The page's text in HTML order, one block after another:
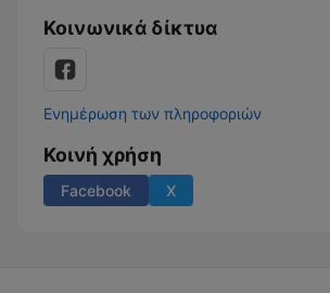
Κοινωνικά δίκτυα
Ενημέρωση των πληροφοριών
Κοινή χρήση
Facebook X